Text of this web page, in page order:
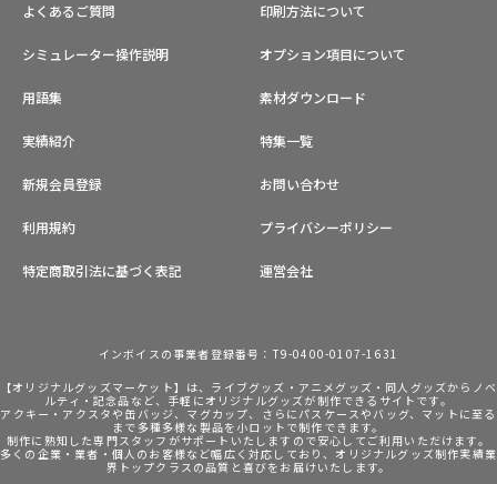
よくあるご質問 印刷方法について
シミュレーター操作説明 オプション項目について
用語集 素材ダウンロード
実績紹介 特集一覧
新規会員登録 お問い合わせ
利用規約 プライバシーポリシー
特定商取引法に基づく表記 運営会社
インボイスの事業者登録番号：T9-0400-0107-1631
【オリジナルグッズマーケット】は、ライブグッズ・アニメグッズ・同人グッズからノベ
ルティ・記念品など、手軽にオリジナルグッズが制作できるサイトです。
アクキー・アクスタや缶バッジ、マグカップ、さらにパスケースやバッグ、マットに至る
まで多種多様な製品を小ロットで制作できます。
制作に熟知した専門スタッフがサポートいたしますので安心してご利用いただけます。
多くの企業・業者・個人のお客様など幅広く対応しており、オリジナルグッズ制作実績業
界トップクラスの品質と喜びをお届けいたします。